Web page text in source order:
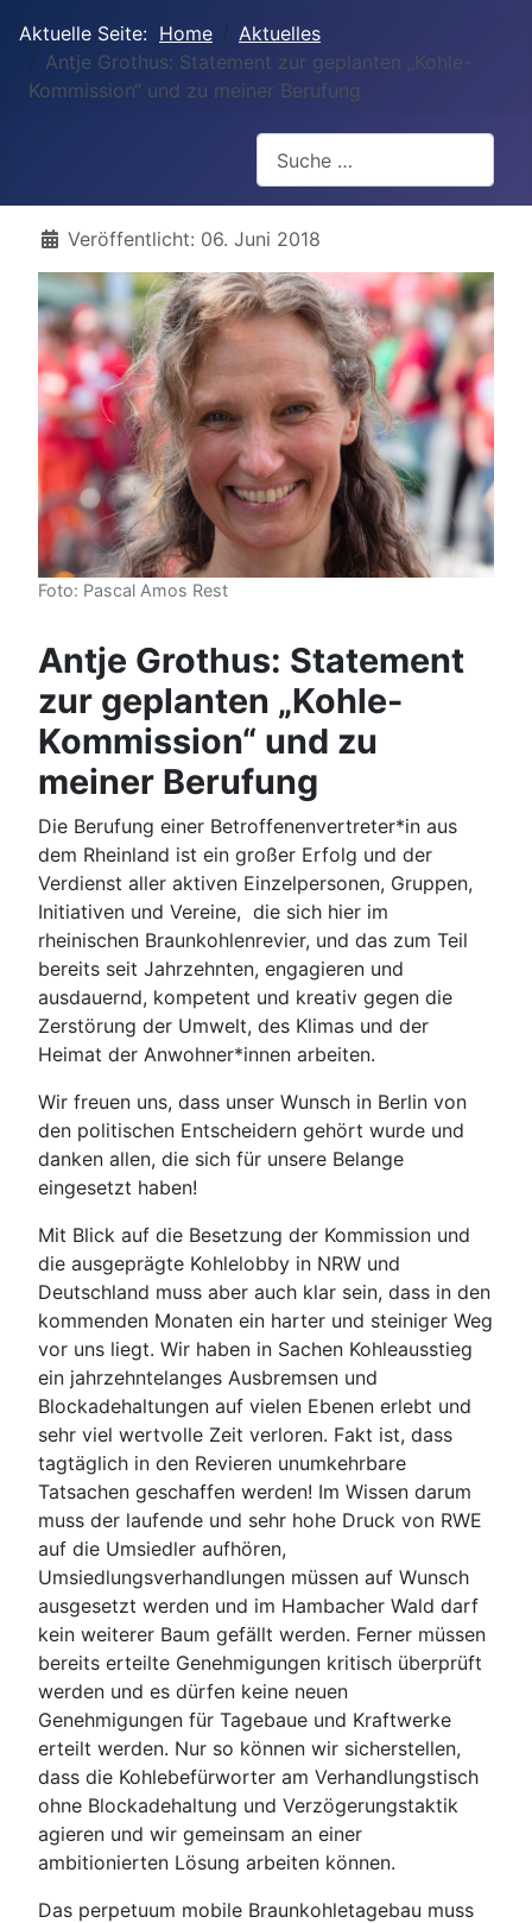
Aktuelle Seite: Home
Aktuelles
Antje Grothus: Statement zur geplanten „Kohle-
Kommission“ und zu meiner Berufung
Details
Veröffentlicht: 06. Juni 2018
Foto: Pascal Amos Rest
Antje Grothus: Statement
zur geplanten „Kohle-
Kommission“ und zu
meiner Berufung
Die Berufung einer Betroffenenvertreter*in aus
dem Rheinland ist ein großer Erfolg und der
Verdienst aller aktiven Einzelpersonen, Gruppen,
Initiativen und Vereine, die sich hier im
rheinischen Braunkohlenrevier, und das zum Teil
bereits seit Jahrzehnten, engagieren und
ausdauernd, kompetent und kreativ gegen die
Zerstörung der Umwelt, des Klimas und der
Heimat der Anwohner*innen arbeiten.
Wir freuen uns, dass unser Wunsch in Berlin von
den politischen Entscheidern gehört wurde und
danken allen, die sich für unsere Belange
eingesetzt haben!
Mit Blick auf die Besetzung der Kommission und
die ausgeprägte Kohlelobby in NRW und
Deutschland muss aber auch klar sein, dass in den
kommenden Monaten ein harter und steiniger Weg
vor uns liegt. Wir haben in Sachen Kohleausstieg
ein jahrzehntelanges Ausbremsen und
Blockadehaltungen auf vielen Ebenen erlebt und
sehr viel wertvolle Zeit verloren. Fakt ist, dass
tagtäglich in den Revieren unumkehrbare
Tatsachen geschaffen werden! Im Wissen darum
muss der laufende und sehr hohe Druck von RWE
auf die Umsiedler aufhören,
Umsiedlungsverhandlungen müssen auf Wunsch
ausgesetzt werden und im Hambacher Wald darf
kein weiterer Baum gefällt werden. Ferner müssen
bereits erteilte Genehmigungen kritisch überprüft
werden und es dürfen keine neuen
Genehmigungen für Tagebaue und Kraftwerke
erteilt werden. Nur so können wir sicherstellen,
dass die Kohlebefürworter am Verhandlungstisch
ohne Blockadehaltung und Verzögerungstaktik
agieren und wir gemeinsam an einer
ambitionierten Lösung arbeiten können.
Das perpetuum mobile Braunkohletagebau muss